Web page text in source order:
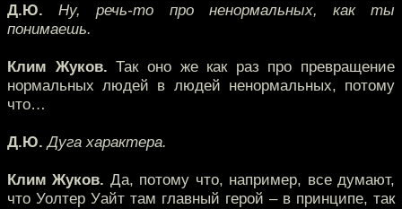
Д.Ю. Ну, речь-то про ненормальных, как ты
понимаешь.
Клим Жуков. Так оно же как раз про превращение
нормальных людей в людей ненормальных, потому
что…
Д.Ю. Дуга характера.
Клим Жуков. Да, потому что, например, все думают,
что Уолтер Уайт там главный герой – в принципе, так